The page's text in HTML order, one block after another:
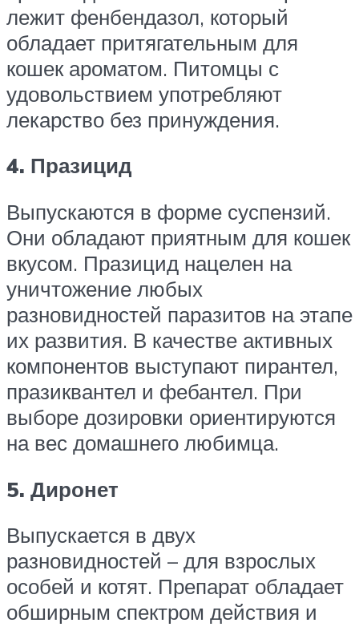
лежит фенбендазол, который
обладает притягательным для
кошек ароматом. Питомцы с
удовольствием употребляют
лекарство без принуждения.
4. Празицид
Выпускаются в форме суспензий.
Они обладают приятным для кошек
вкусом. Празицид нацелен на
уничтожение любых
разновидностей паразитов на этапе
их развития. В качестве активных
компонентов выступают пирантел,
празиквантел и фебантел. При
выборе дозировки ориентируются
на вес домашнего любимца.
5. Диронет
Выпускается в двух
разновидностей – для взрослых
особей и котят. Препарат обладает
обширным спектром действия и